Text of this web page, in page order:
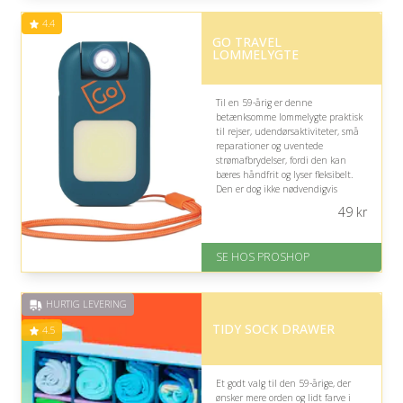
Levering: 1-3 hverdage -
Gratis fragt
Fremragende Trustpilot rating
4.4
GO TRAVEL
LOMMELYGTE
Til en 59-årig er denne
betænksomme lommelygte praktisk
til rejser, udendørsaktiviteter, små
reparationer og uventede
strømafbrydelser, fordi den kan
bæres håndfrit og lyser fleksibelt.
Den er dog ikke nødvendigvis
færdes udendørs eller allerede har
På lager
Levering: 2-12 hverdage
Fremragende Trustpilot rating
49kr
SE HOS PROSHOP
HURTIG LEVERING
4.5 TIDY SOCK DRAWER
Et godt valg til den 59-årige, der
ønsker mere orden og lidt farve i